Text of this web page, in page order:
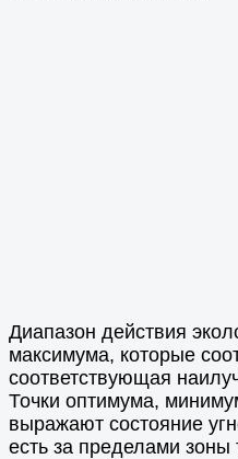
Диапазон действия
максимума, которые
соответствующая
Точки оптимума,
выражают состояние
есть за пределами